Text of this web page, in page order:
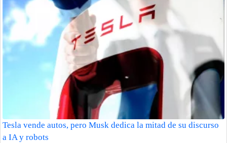
Tesla vende autos, pero Musk dedica la mitad de su discurso
a IA y robots